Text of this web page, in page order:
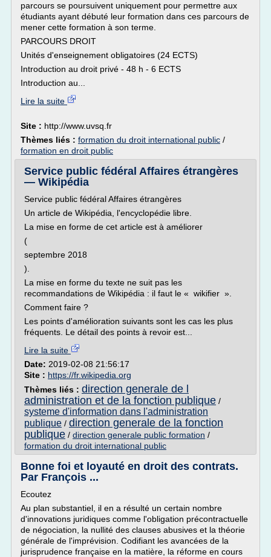
parcours se poursuivent uniquement pour permettre aux
étudiants ayant débuté leur formation dans ces parcours de
mener cette formation à son terme.
PARCOURS DROIT
Unités d'enseignement obligatoires (24 ECTS)
Introduction au droit privé - 48 h - 6 ECTS
Introduction au...
Lire la suite
Site : http://www.uvsq.fr
Thèmes liés : formation du droit international public /
formation en droit public
Service public fédéral Affaires étrangères
— Wikipédia
Service public fédéral Affaires étrangères
Un article de Wikipédia, l'encyclopédie libre.
La mise en forme de cet article est à améliorer
(
septembre 2018
).
La mise en forme du texte ne suit pas les
recommandations de Wikipédia : il faut le « wikifier ».
Comment faire ?
Les points d'amélioration suivants sont les cas les plus
fréquents. Le détail des points à revoir est...
Lire la suite
Date: 2019-02-08 21:56:17
Site : https://fr.wikipedia.org
Thèmes liés : direction generale de l
administration et de la fonction publique /
systeme d'information dans l'administration
publique / direction generale de la fonction
publique / direction generale public formation /
formation du droit international public
Bonne foi et loyauté en droit des contrats.
Par François ...
Ecoutez
Au plan substantiel, il en a résulté un certain nombre
d'innovations juridiques comme l'obligation précontractuelle
de négociation, la nullité des clauses abusives et la théorie
générale de l'imprévision. Codifiant les avancées de la
jurisprudence française en la matière, la réforme en cours